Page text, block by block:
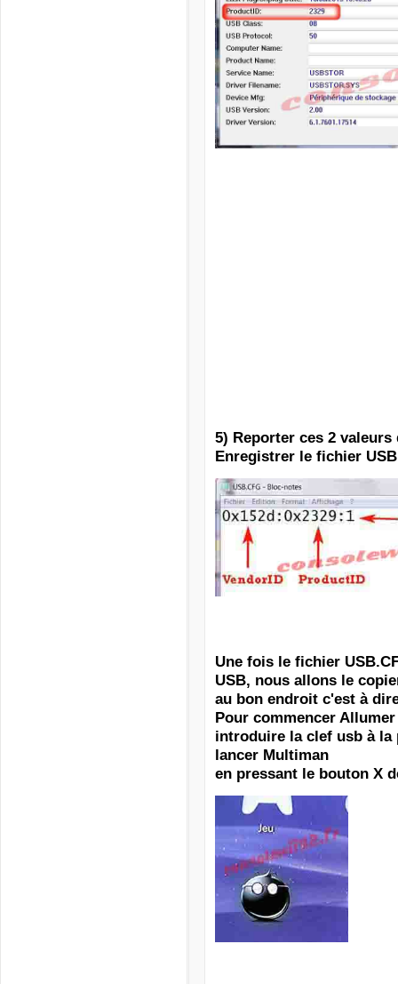
5) Reporter ces 2
Enregistrer le fichier
Une fois le fichier
USB, nous allons le
au bon endroit c'est à
Pour commencer
introduire la clef usb à la
lancer Multiman
en pressant le bouton X